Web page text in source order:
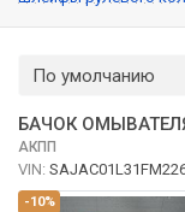
По умолчанию
-10%
БАЧОК
АКПП
VIN: